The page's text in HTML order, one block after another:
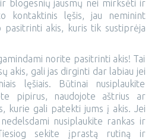
blogesnių jausmų nei mirksėti ir
kontaktinis lęšis, jau neminint
pasitrinti akis, kuris tik sustiprėja
norite pasitrinti akis! Tai
akis, gali jas dirginti dar labiau jei
lęšiais. Būtinai nusiplaukite
pipirus, naudojote aštrius ar
kurie gali patekti jums į akis. Jei
nusiplaukite rankas ir
sekite įprastą rutiną ir